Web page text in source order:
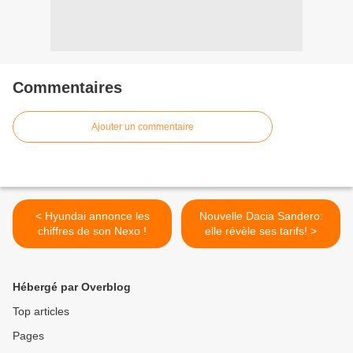
Commentaires
Ajouter un commentaire
< Hyundai annonce les
chiffres de son Nexo !
Nouvelle Dacia Sandero:
elle révèle ses tarifs! >
Hébergé par Overblog
Top articles
Pages